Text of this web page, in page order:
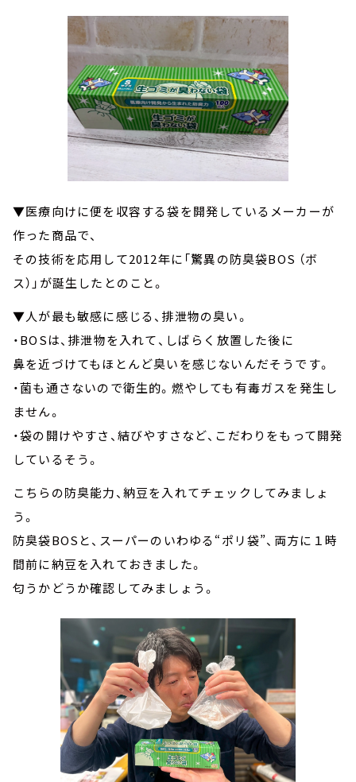
▼医療向けに便を収容する袋を開発しているメーカーが
作った商品で、
その技術を応用して2012年に「驚異の防臭袋BOS （ボ
ス）」が誕生したとのこと。
▼人が最も敏感に感じる、排泄物の臭い。
・BOSは、排泄物を入れて、しばらく放置した後に
鼻を近づけてもほとんど臭いを感じないんだそうです。
・菌も通さないので衛生的。燃やしても有毒ガスを発生し
ません。
・袋の開けやすさ、結びやすさなど、こだわりをもって開発
しているそう。
こちらの防臭能力、納豆を入れてチェックしてみましょ
う。
防臭袋BOSと、スーパーのいわゆる“ポリ袋”、両方に１時
間前に納豆を入れておきました。
匂うかどうか確認してみましょう。